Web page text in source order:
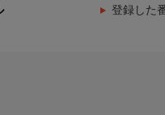
登録した